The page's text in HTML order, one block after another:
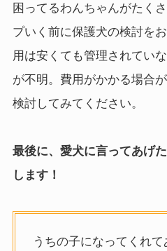
困ってるわんちゃんがたく
プいく前に保護犬の検討を
用は安くても管理されてい
が不明。費用がかかる場合
検討してみてください。
最後に、愛犬に言ってあげ
します！
うちの子になってくれ